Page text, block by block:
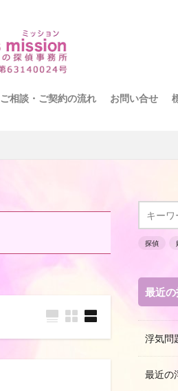
ご相談・ご契約の流れ お問い合せ
探偵
最近
浮気問
最近の